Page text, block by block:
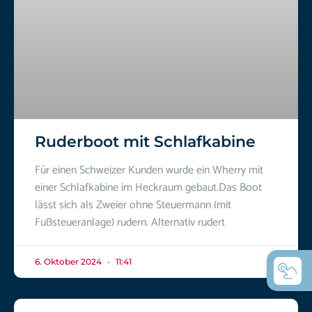
Ruderboot mit Schlafkabine
Für einen Schweizer Kunden wurde ein Wherry mit
einer Schlafkabine im Heckraum gebaut.Das Boot
lässt sich als Zweier ohne Steuermann (mit
Fußsteueranlage) rudern. Alternativ rudert
6. Oktober 2024 11:41